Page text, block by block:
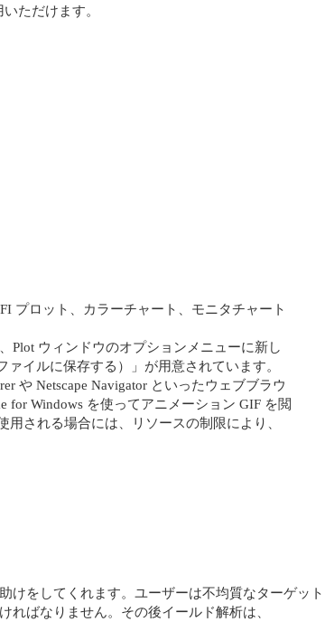
いただけます。
プロット、カラーチャート、モニタチャート
Plot ウィンドウのオプションメニューに新し
イルに保存する）」が用意されています。
や Netscape Navigator といったウェブブラウ
for Windows を使ってアニメーション GIF を閲
される場合には、リソースの制限により、
けをしてくれます。ユーザーは不均質なターゲット
ればなりません。その後イールド解析は、